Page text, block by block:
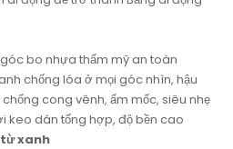
bo nhựa thẩm mỹ an toàn
chống lóa ở mọi góc nhìn, hậu
cong vênh, ẩm mốc, siêu nhẹ
keo dán tổng hợp, độ bền cao
từ xanh